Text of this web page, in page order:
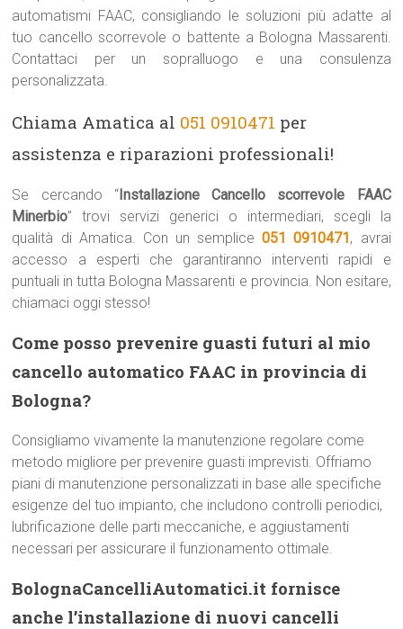
automatismi FAAC, consigliando le soluzioni più adatte al
tuo cancello scorrevole o battente a Bologna Massarenti.
Contattaci per un sopralluogo e una consulenza
personalizzata.
Chiama Amatica al 051 0910471 per
assistenza e riparazioni professionali!
Se cercando “Installazione Cancello scorrevole FAAC
Minerbio” trovi servizi generici o intermediari, scegli la
qualità di Amatica. Con un semplice051 0910471, avrai
accesso a esperti che garantiranno interventi rapidi e
puntuali in tutta Bologna Massarenti e provincia. Non esitare,
chiamaci oggi stesso!
Come posso prevenire guasti futuri al mio
cancello automatico FAAC in provincia di
Bologna?
Consigliamo vivamente la manutenzione regolare come
metodo migliore per prevenire guasti imprevisti. Offriamo
piani di manutenzione personalizzati in base alle specifiche
esigenze del tuo impianto, che includono controlli periodici,
lubrificazione delle parti meccaniche, e aggiustamenti
necessari per assicurare il funzionamento ottimale.
BolognaCancelliAutomatici.it fornisce
anche l’installazione di nuovi cancelli